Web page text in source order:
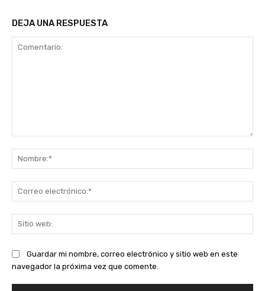
DEJA UNA RESPUESTA
Guardar mi nombre, correo electrónico y sitio web en este
navegador la próxima vez que comente.